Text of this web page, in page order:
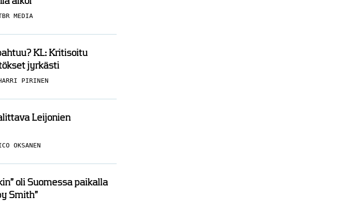
MEDIA
KL: Kritisoitu
jyrkästi
PIRINEN
Leijonien
OKSANEN
oli Suomessa paikalla
Smith”